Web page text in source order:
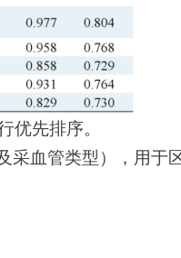
优先排序。
采血管类型 ），用于